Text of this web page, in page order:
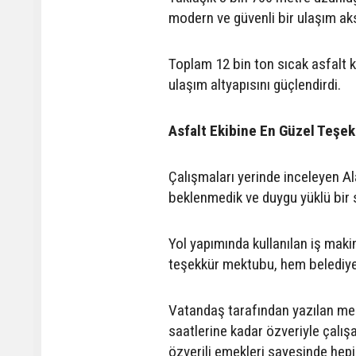
modern ve güvenli bir ulaşım
Toplam 12 bin ton sıcak asfalt
ulaşım altyapısını güçlendirdi.
Asfalt Ekibine En Güzel
Çalışmaları yerinde inceleyen
beklenmedik ve duygu yüklü bir
Yol yapımında kullanılan iş
teşekkür mektubu, hem
Vatandaş tarafından yazılan
saatlerine kadar özveriyle
özverili emekleri sayesinde